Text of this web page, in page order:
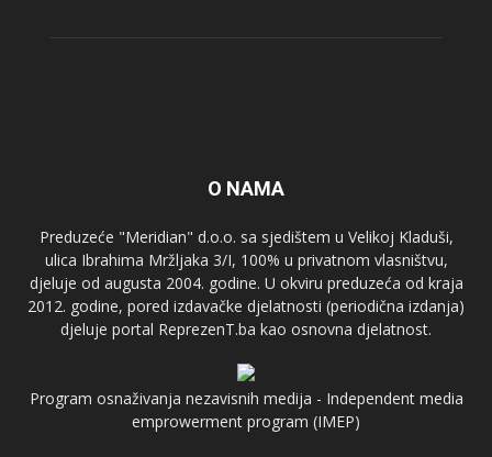
O NAMA
Preduzeće "Meridian" d.o.o. sa sjedištem u Velikoj Kladuši,
ulica Ibrahima Mržljaka 3/I, 100% u privatnom vlasništvu,
djeluje od augusta 2004. godine. U okviru preduzeća od kraja
2012. godine, pored izdavačke djelatnosti (periodična izdanja)
djeluje portal ReprezenT.ba kao osnovna djelatnost.
Program osnaživanja nezavisnih medija - Independent media
emprowerment program (IMEP)